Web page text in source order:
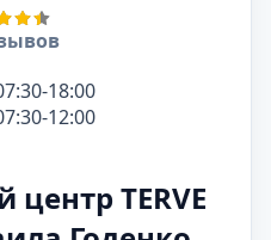
18:00
12:00
TERVE